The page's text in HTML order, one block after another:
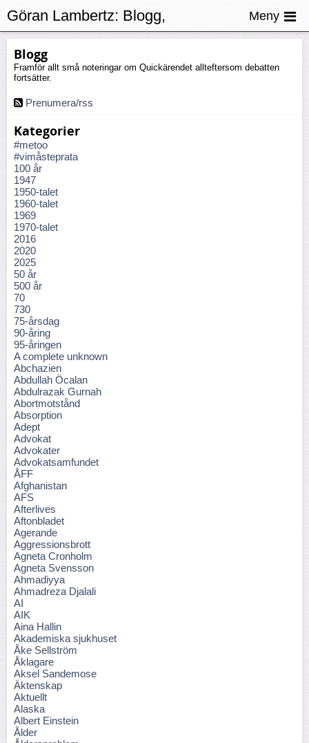
Blogg
Framför allt små noteringar om Quickärendet allteftersom debatten
fortsätter.
Prenumera/rss
Kategorier
#metoo
#vimåsteprata
100 år
1947
1950-talet
1960-talet
1969
1970-talet
2016
2020
2025
50 år
500 år
70
730
75-årsdag
90-åring
95-åringen
A complete unknown
Abchazien
Abdullah Öcalan
Abdulrazak Gurnah
Abortmotstånd
Absorption
Adept
Advokat
Advokater
Advokatsamfundet
ÅFF
Afghanistan
AFS
Afterlives
Aftonbladet
Agerande
Aggressionsbrott
Agneta Cronholm
Agneta Svensson
Ahmadiyya
Ahmadreza Djalali
AI
AIK
Aina Hallin
Akademiska sjukhuset
Åke Sellström
Åklagare
Aksel Sandemose
Äktenskap
Aktuellt
Alaska
Albert Einstein
Ålder
Göran Lambertz: Blogg,
Socialtjänsten
Meny